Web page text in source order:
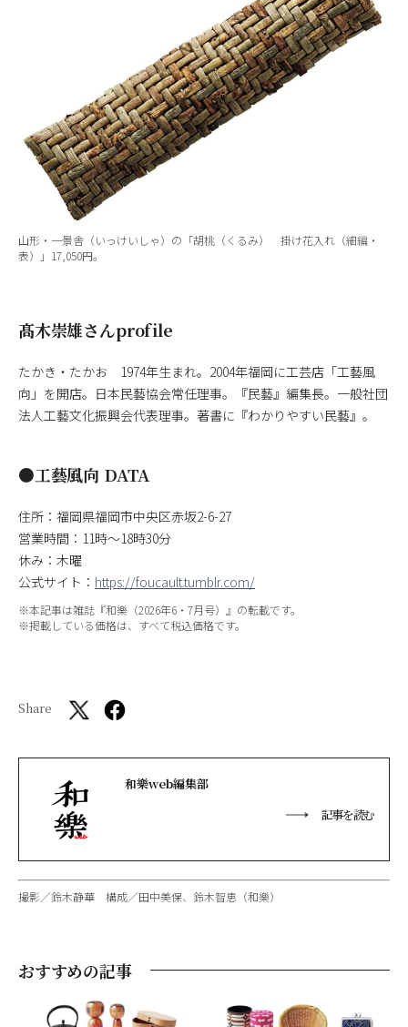
山形・一景舎（いっけいしゃ）の「胡桃（くるみ） 掛け花入れ（細編・
表）」17,050円。
髙木崇雄さんprofile
たかき・たかお 1974年生まれ。2004年福岡に工芸店「工藝風
向」を開店。日本民藝協会常任理事。『民藝』編集長。一般社団
法人工藝文化振興会代表理事。著書に『わかりやすい民藝』。
●工藝風向 DATA
住所：福岡県福岡市中央区赤坂2-6-27
営業時間：11時〜18時30分
休み：木曜
公式サイト： https://foucault.tumblr.com/
※本記事は雑誌『和樂（2026年6・7月号）』の転載です。
※掲載している価格は、すべて税込価格です。
Share
和樂web編集部
記事を読む
撮影／鈴木静華 構成／田中美保、鈴木智恵（和樂）
おすすめの記事